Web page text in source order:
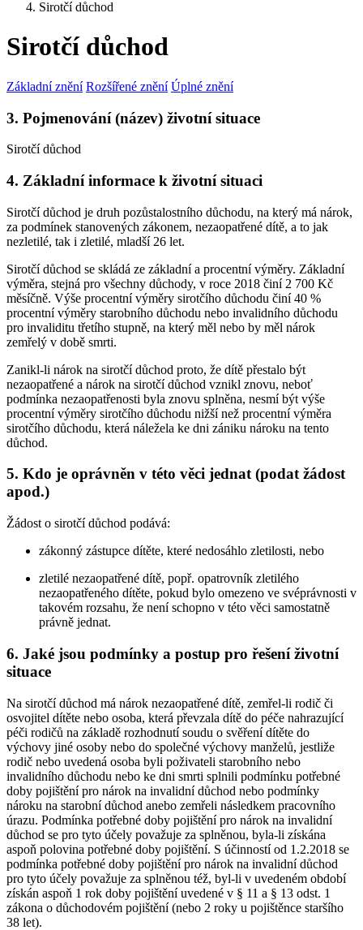
Sirotčí důchod
Sirotčí důchod
Základní znění Rozšířené znění Úplné znění
3. Pojmenování (název) životní situace
Sirotčí důchod
4. Základní informace k životní situaci
Sirotčí důchod je druh pozůstalostního důchodu, na který má nárok,
za podmínek stanovených zákonem, nezaopatřené dítě, a to jak
nezletilé, tak i zletilé, mladší 26 let.
Sirotčí důchod se skládá ze základní a procentní výměry. Základní
výměra, stejná pro všechny důchody, v roce 2018 činí 2 700 Kč
měsíčně. Výše procentní výměry sirotčího důchodu činí 40 %
procentní výměry starobního důchodu nebo invalidního důchodu
pro invaliditu třetího stupně, na který měl nebo by měl nárok
zemřelý v době smrti.
Zanikl-li nárok na sirotčí důchod proto, že dítě přestalo být
nezaopatřené a nárok na sirotčí důchod vznikl znovu, neboť
podmínka nezaopatřenosti byla znovu splněna, nesmí být výše
procentní výměry sirotčího důchodu nižší než procentní výměra
sirotčího důchodu, která náležela ke dni zániku nároku na tento
důchod.
5. Kdo je oprávněn v této věci jednat (podat žádost
apod.)
Žádost o sirotčí důchod podává:
zákonný zástupce dítěte, které nedosáhlo zletilosti, nebo
zletilé nezaopatřené dítě, popř. opatrovník zletilého
nezaopatřeného dítěte, pokud bylo omezeno ve svéprávnosti v
takovém rozsahu, že není schopno v této věci samostatně
právně jednat.
6. Jaké jsou podmínky a postup pro řešení životní
situace
Na sirotčí důchod má nárok nezaopatřené dítě, zemřel-li rodič či
osvojitel dítěte nebo osoba, která převzala dítě do péče nahrazující
péči rodičů na základě rozhodnutí soudu o svěření dítěte do
výchovy jiné osoby nebo do společné výchovy manželů, jestliže
rodič nebo uvedená osoba byli poživateli starobního nebo
invalidního důchodu nebo ke dni smrti splnili podmínku potřebné
doby pojištění pro nárok na invalidní důchod nebo podmínky
nároku na starobní důchod anebo zemřeli následkem pracovního
úrazu. Podmínka potřebné doby pojištění pro nárok na invalidní
důchod se pro tyto účely považuje za splněnou, byla-li získána
aspoň polovina potřebné doby pojištění. S účinností od 1.2.2018 se
podmínka potřebné doby pojištění pro nárok na invalidní důchod
pro tyto účely považuje za splněnou též, byl-li v uvedeném období
získán aspoň 1 rok doby pojištění uvedené v § 11 a § 13 odst. 1
zákona o důchodovém pojištění (nebo 2 roky u pojištěnce staršího
38 let).